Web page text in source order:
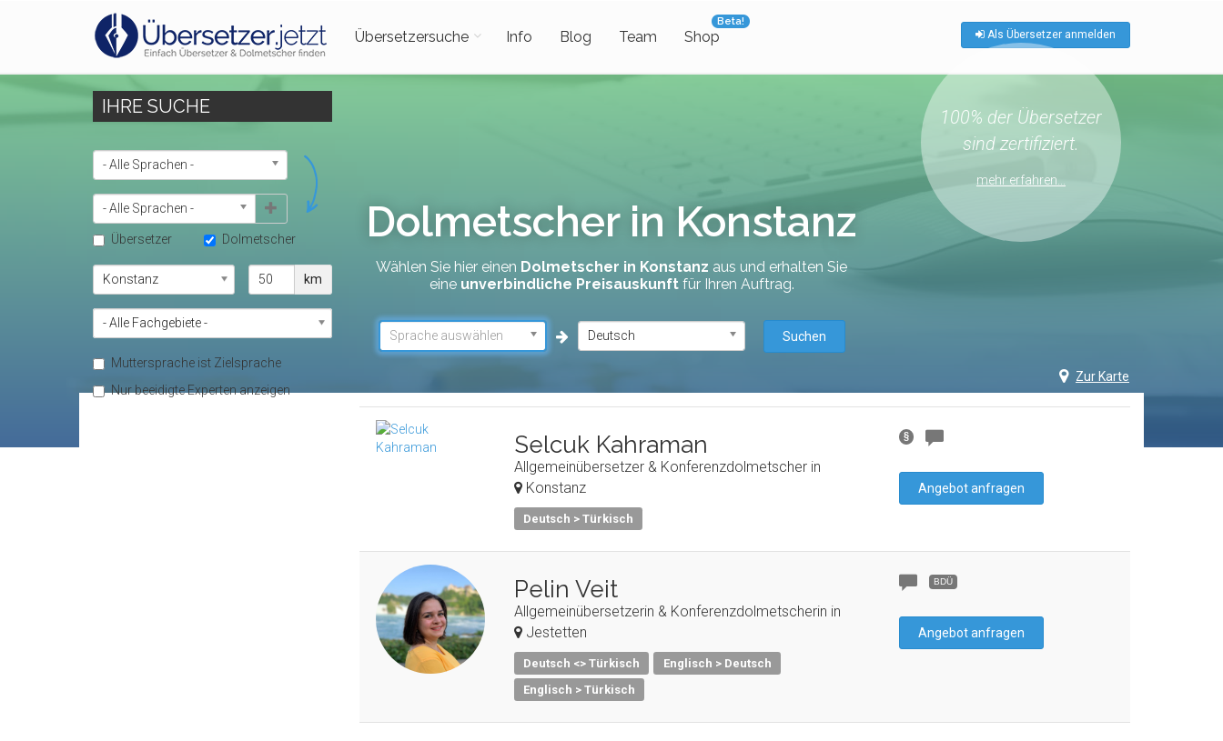
Übersetzersuche Info Blog Team Shop
Beta!
Als Übersetzer anmelden
100% der Übersetzer
sind zertifiziert.
mehr erfahren...
Dolmetscher in Konstanz
Wählen Sie hier einen Dolmetscher in Konstanz aus und erhalten Sie
eine unverbindliche Preisauskunftfür Ihren Auftrag.
Sprache auswählen Deutsch Suchen
Zur Karte
Selcuk Kahraman
Allgemeinübersetzer & Konferenzdolmetscher in
Konstanz
Deutsch > Türkisch
Angebot anfragen
Pelin Veit
Allgemeinübersetzerin & Konferenzdolmetscherin in
Jestetten
Deutsch <> Türkisch
Englisch > Deutsch
Englisch > Türkisch
BDÜ
Angebot anfragen
IHRE SUCHE
- Alle Sprachen -
- Alle Sprachen -
Übersetzer Dolmetscher
ORT ENTFERNUNG
km
FACHGEBIET
- Alle Fachgebiete -
Muttersprache ist Zielsprache
Nur beeidigte Experten anzeigen